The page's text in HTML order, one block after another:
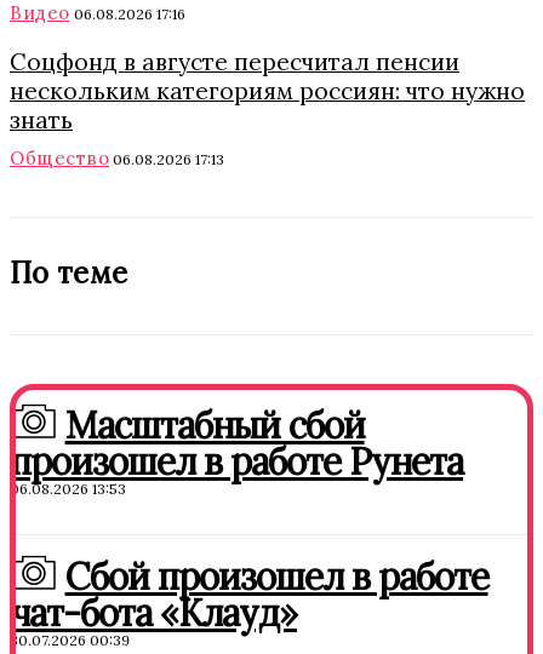
Видео 06.08.2026 17:16
Соцфонд в августе пересчитал пенсии
нескольким категориям россиян: что нужно
знать
Общество 06.08.2026 17:13
По теме
Масштабный сбой
произошел в работе Рунета
06.08.2026 13:53
Сбой произошел в работе
чат-бота «Клауд»
30.07.2026 00:39